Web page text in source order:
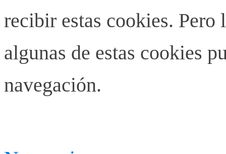
recibir estas cookies.
algunas de estas cookies
navegación.